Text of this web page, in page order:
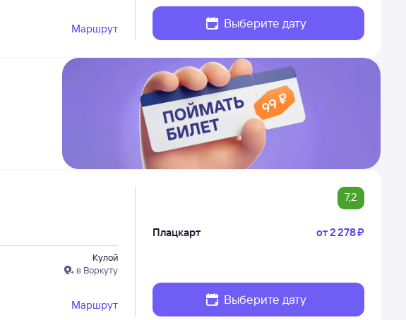
Маршрут Выберите дату
7,2
Кулой
в Воркуту
Маршрут
Плацкарт от2 ⁠278 ⁠₽
Выберите дату